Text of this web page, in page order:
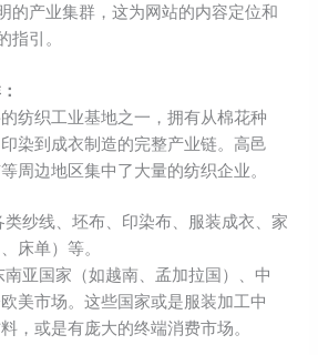
的产业集群，这为网站的内容定位和
指引。
纺织工业基地之一，拥有从棉花种
染到成衣制造的完整产业链。高邑
周边地区集中了大量的纺织企业。
类纱线、坯布、印染布、服装成衣、家
床单）等。
南亚国家（如越南、孟加拉国）、中
美市场。这些国家或是服装加工中
，或是有庞大的终端消费市场。